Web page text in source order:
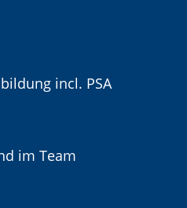
incl. PSA
im Team